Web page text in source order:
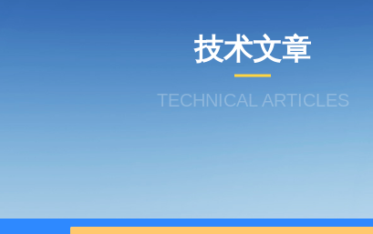
技术文章
TECHNICAL ARTICLES